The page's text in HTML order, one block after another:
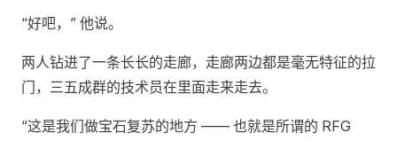
“好吧，” 他说。
两人钻进了一条长长的走廊，走廊两边都是毫无特征的拉
门，三五成群的技术员在里面走来走去。
“这是我们做宝石复苏的地方 —— 也就是所谓的 RFG